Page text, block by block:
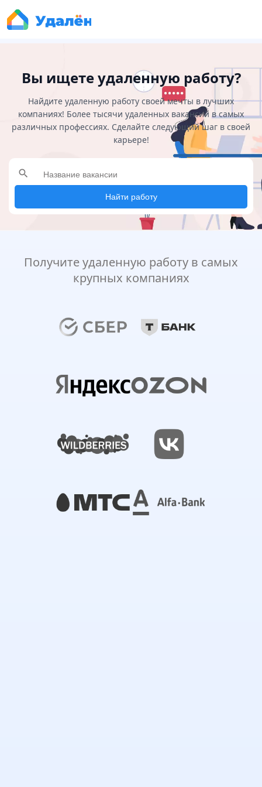
Вы ищете удаленную работу?
Найдите удаленную работу своей мечты в лучших
компаниях! Более тысячи удаленных вакансий в самых
различных профессиях. Сделайте следующий шаг в своей
карьере!
search
Найти работу
Получите удаленную работу в самых
крупных компаниях